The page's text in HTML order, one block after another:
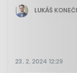
LUKÁŠ
23. 2. 2024 12:29